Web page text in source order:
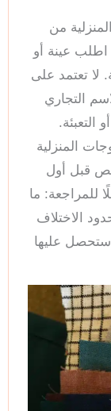
من
اطلب عينة أو
لا تعتمد على
التجاري
المنزلية
قبل أول
ما
الاختلاف
ستحصل عليها